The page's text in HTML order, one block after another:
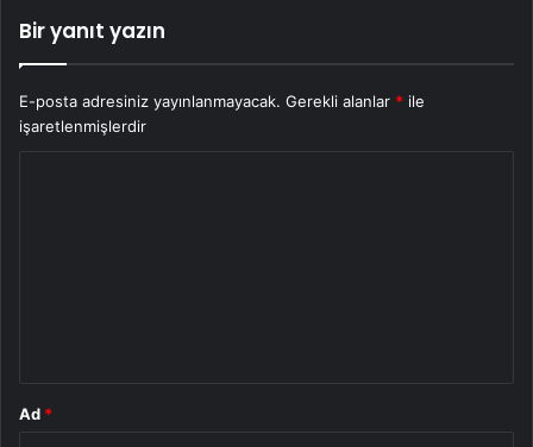
Bir yanıt yazın
E-posta adresiniz yayınlanmayacak. Gerekli alanlar * ile
işaretlenmişlerdir
Ad *